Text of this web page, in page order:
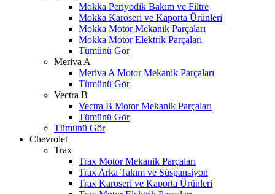
Mokka Periyodik Bakım ve Filtre
Mokka Karoseri ve Kaporta Ürünleri
Mokka Motor Mekanik Parçaları
Mokka Motor Elektrik Parçaları
Tümünü Gör
Meriva A
Meriva A Motor Mekanik Parçaları
Tümünü Gör
Vectra B
Vectra B Motor Mekanik Parçaları
Tümünü Gör
Tümünü Gör
Chevrolet
Trax
Trax Motor Mekanik Parçaları
Trax Arka Takım ve Süspansiyon
Trax Karoseri ve Kaporta Ürünleri